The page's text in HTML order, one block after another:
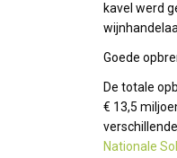
kavel werd
Goede
De totale
€ 13,5
Nationale